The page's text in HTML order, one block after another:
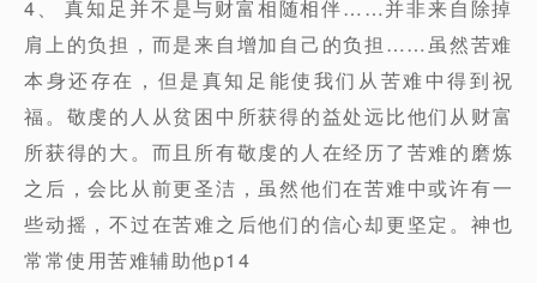
4、 真知足并不是与财富相随相伴……并非来自除掉
肩上的负担，而是来自增加自己的负担……虽然苦难
本身还存在，但是真知足能使我们从苦难中得到祝
福。敬虔的人从贫困中所获得的益处远比他们从财富
所获得的大。而且所有敬虔的人在经历了苦难的磨炼
之后，会比从前更圣洁，虽然他们在苦难中或许有一
些动摇，不过在苦难之后他们的信心却更坚定。神也
常常使用苦难辅助他p14